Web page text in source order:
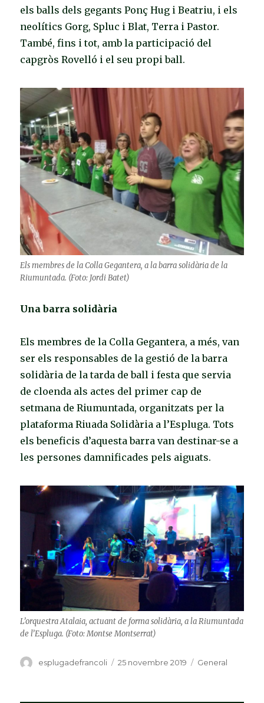
els balls dels gegants Ponç Hug i Beatriu, i els
neolítics Gorg, Spluc i Blat, Terra i Pastor.
També, fins i tot, amb la participació del
capgròs Rovelló i el seu propi ball.
Els membres de la Colla Gegantera, a la barra solidària de la
Riumuntada. (Foto: Jordi Batet)
Una barra solidària
Els membres de la Colla Gegantera, a més, van
ser els responsables de la gestió de la barra
solidària de la tarda de ball i festa que servia
de cloenda als actes del primer cap de
setmana de Riumuntada, organitzats per la
plataforma Riuada Solidària a l’Espluga. Tots
els beneficis d’aquesta barra van destinar-se a
les persones damnificades pels aiguats.
L’orquestra Atalaia, actuant de forma solidària, a la Riumuntada
de l’Espluga. (Foto: Montse Montserrat)
Autor
esplugadefrancoli
Publicat
25 novembre 2019 Categories
General